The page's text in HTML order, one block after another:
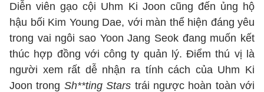
Diễn viên gạo cội Uhm Ki Joon cũng đến ủng hộ
hậu bối Kim Young Dae, với màn thể hiện đáng yêu
trong vai ngôi sao Yoon Jang Seok đang muốn kết
thúc hợp đồng với công ty quản lý. Điểm thú vị là
người xem rất dễ nhận ra tính cách của Uhm Ki
Joon trong Sh**ting Stars trái ngược hoàn toàn với